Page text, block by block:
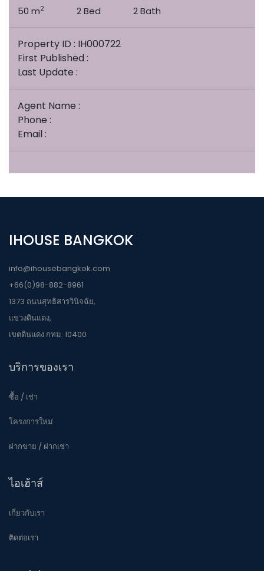
50 m2 2 Bed 2 Bath
Property ID : IH000722
First Published :
Last Update :
Agent Name :
Phone :
Email :
IHOUSE BANGKOK
info@ihousebangkok.com
+66(0)98-882-8961
1373 ถนนสุทธิสารวินิจฉัย,
แขวงดินแดง,
เขตดินแดง กทม. 10400
บริการของเรา
ซื้อ / เช่า
โครงการใหม่
ฝากขาย / ฝากเช่า
ไอเฮ้าส์
เกี่ยวกับเรา
ติดต่อเรา